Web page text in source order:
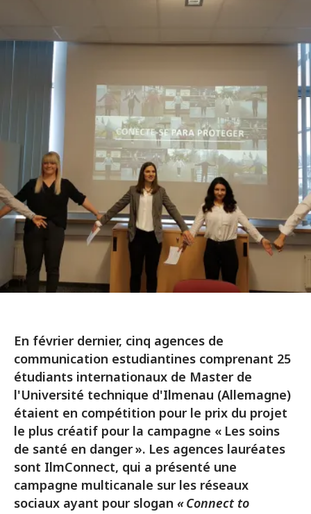
En février dernier, cinq agences de
communication estudiantines comprenant 25
étudiants internationaux de Master de
l'Université technique d'Ilmenau (Allemagne)
étaient en compétition pour le prix du projet
le plus créatif pour la campagne « Les soins
de santé en danger ». Les agences lauréates
sont IlmConnect, qui a présenté une
campagne multicanale sur les réseaux
sociaux ayant pour slogan « Connect to